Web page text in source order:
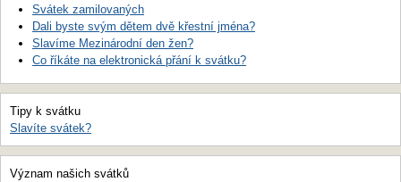
Svátek zamilovaných
Dali byste svým dětem dvě křestní jména?
Slavíme Mezinárodní den žen?
Co říkáte na elektronická přání k svátku?
Tipy k svátku
Slavíte svátek?
Význam našich svátků